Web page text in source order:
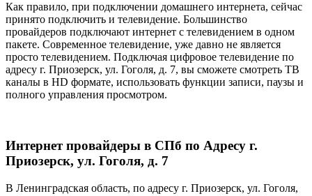
Как правило, при подключении домашнего интернета, сейчас
принято подключить и телевидение. Большинство
провайдеров подключают интернет с телевидением в одном
пакете. Современное телевидение, уже давно не является
просто телевидением. Подключая цифровое телевидение по
адресу г. Приозерск, ул. Гоголя, д. 7, вы сможете смотреть ТВ
каналы в HD формате, использовать функции записи, паузы и
полного управления просмотром.
Интернет провайдеры в СПб по Адресу г.
Приозерск, ул. Гоголя, д. 7
В Ленинградская область, по адресу г. Приозерск, ул. Гоголя,